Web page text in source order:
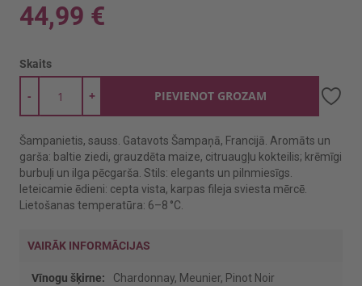
44,99 €
Skaits
+
- PIEVIENOT GROZAM
Šampanietis, sauss. Gatavots Šampaņā, Francijā. Aromāts un
garša: baltie ziedi, grauzdēta maize, citruaugļu kokteilis; krēmīgi
burbuļi un ilga pēcgarša. Stils: elegants un pilnmiesīgs.
Ieteicamie ēdieni: cepta vista, karpas fileja sviesta mērcē.
Lietošanas temperatūra: 6–8 °C.
VAIRĀK INFORMĀCIJAS
Vairāk
Chardonnay, Meunier, Pinot Noir